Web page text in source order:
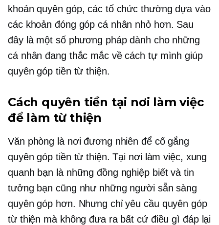
khoản quyên góp, các tổ chức thường dựa vào
các khoản đóng góp cá nhân nhỏ hơn. Sau
đây là một số phương pháp dành cho những
cá nhân đang thắc mắc về cách tự mình giúp
quyên góp tiền từ thiện.
Cách quyên tiền tại nơi làm việc
để làm từ thiện
Văn phòng là nơi đương nhiên để cố gắng
quyên góp tiền từ thiện. Tại nơi làm việc, xung
quanh bạn là những đồng nghiệp biết và tin
tưởng bạn cũng như những người sẵn sàng
quyên góp hơn. Nhưng chỉ yêu cầu quyên góp
từ thiện mà không đưa ra bất cứ điều gì đáp lại